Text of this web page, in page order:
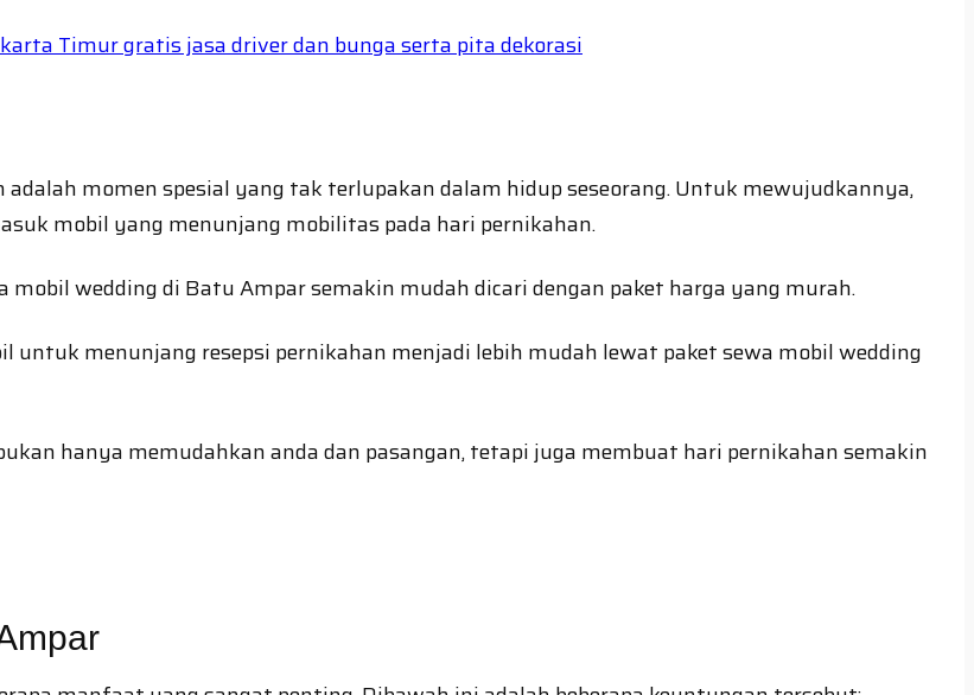
Timur gratis jasa driver dan bunga serta pita dekorasi
momen spesial yang tak terlupakan dalam hidup seseorang. Untuk mewujudkannya,
mobil yang menunjang mobilitas pada hari pernikahan.
wedding di Batu Ampar semakin mudah dicari dengan paket harga yang murah.
menunjang resepsi pernikahan menjadi lebih mudah lewat paket sewa mobil wedding
hanya memudahkan anda dan pasangan, tetapi juga membuat hari pernikahan semakin